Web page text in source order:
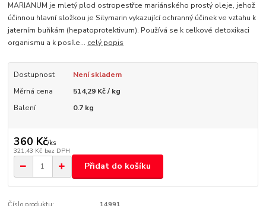
MARIANUM je mletý plod ostropestřce mariánského prostý oleje, jehož
účinnou hlavní složkou je Silymarin vykazující ochranný účinek ve vztahu k
jaterním buňkám (hepatoprotektivum). Používá se k celkové detoxikaci
organismu a k posíle... celý popis
Dostupnost
Není skladem
Měrná cena
514,29 Kč / kg
Balení
0.7 kg
360 Kč/ks
321,43 Kč bez DPH
Přidat do košíku